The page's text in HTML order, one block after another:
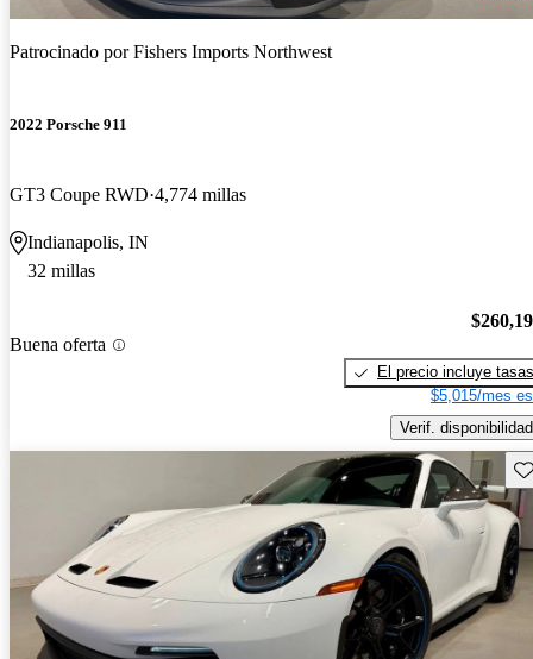
Patrocinado porFishers Imports Northwest
2022 Porsche 911
GT3 Coupe RWD 4,774 millas
Indianapolis, IN
32 millas
Buena oferta
El precio incluye tasas
$5,015/mes
Verif. disponibilidad